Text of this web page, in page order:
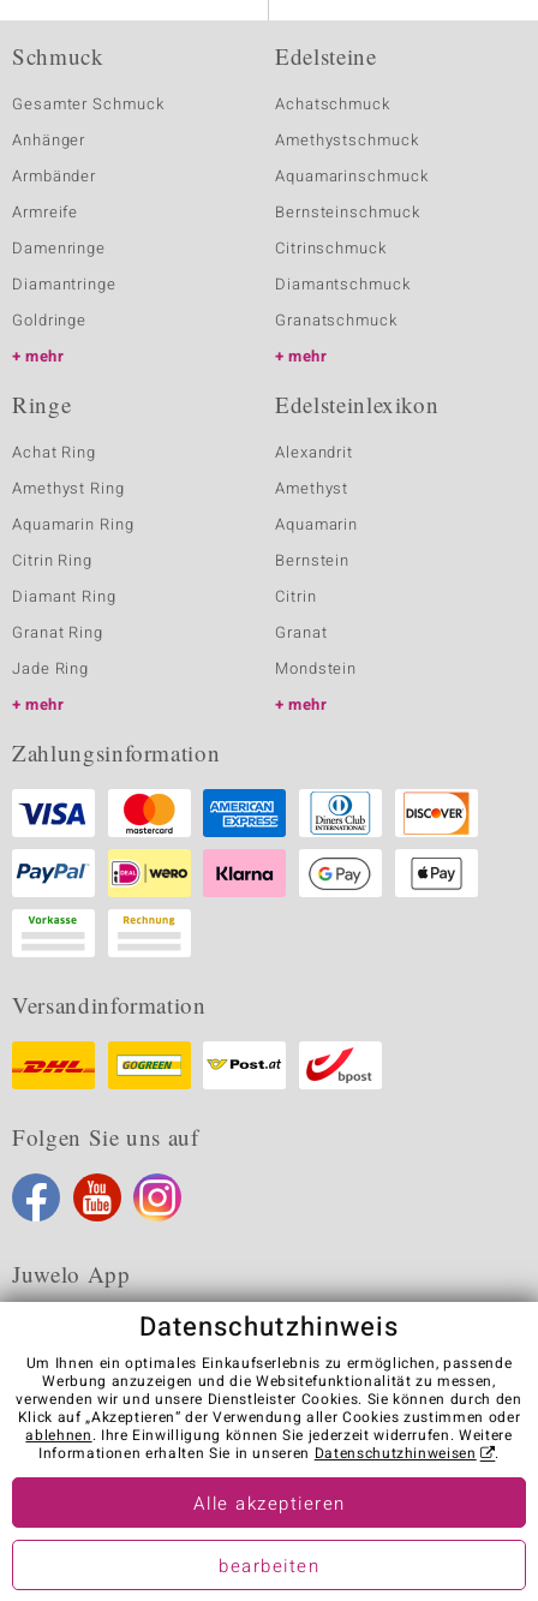
Schmuck
Gesamter Schmuck
Anhänger
Armbänder
Armreife
Damenringe
Diamantringe
Goldringe
mehr
Edelsteine
Achatschmuck
Amethystschmuck
Aquamarinschmuck
Bernsteinschmuck
Citrinschmuck
Diamantschmuck
Granatschmuck
mehr
Ringe
Achat Ring
Amethyst Ring
Aquamarin Ring
Citrin Ring
Diamant Ring
Granat Ring
Jade Ring
mehr
Edelsteinlexikon
Alexandrit
Amethyst
Aquamarin
Bernstein
Citrin
Granat
Mondstein
mehr
Zahlungsinformation
Versandinformation
Folgen Sie uns auf
Juwelo App
Karriere AGB Datenschutz Cookies
Impressum
Kontakt
Vertrag widerrufen
Visit our stores in other countries:
© Juwelo Deutschland GmbH (ein Tochterunternehmen der elumeo
SE)
Datenschutzhinweis
Um Ihnen ein optimales Einkaufserlebnis zu ermöglichen, passende
Werbung anzuzeigen und die Websitefunktionalität zu messen,
verwenden wir und unsere Dienstleister Cookies. Sie können durch den
Klick auf „Akzeptieren“ der Verwendung aller Cookies zustimmen oder
ablehnen. Ihre Einwilligung können Sie jederzeit widerrufen. Weitere
Informationen erhalten Sie in unseren Datenschutzhinweisen .
Alle akzeptieren
bearbeiten